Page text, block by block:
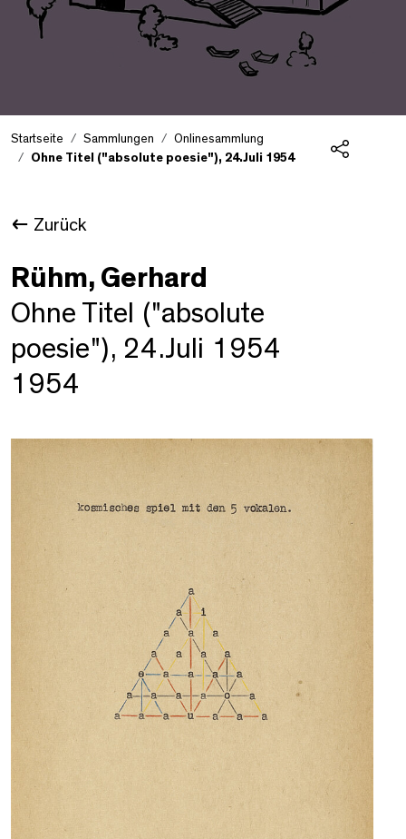
Startseite Sammlungen
Onlinesammlung
Ohne Titel ("absolute poesie"), 24.Juli 1954
Zurück
Rühm, Gerhard
Ohne Titel ("absolute
poesie"), 24.Juli 1954
1954